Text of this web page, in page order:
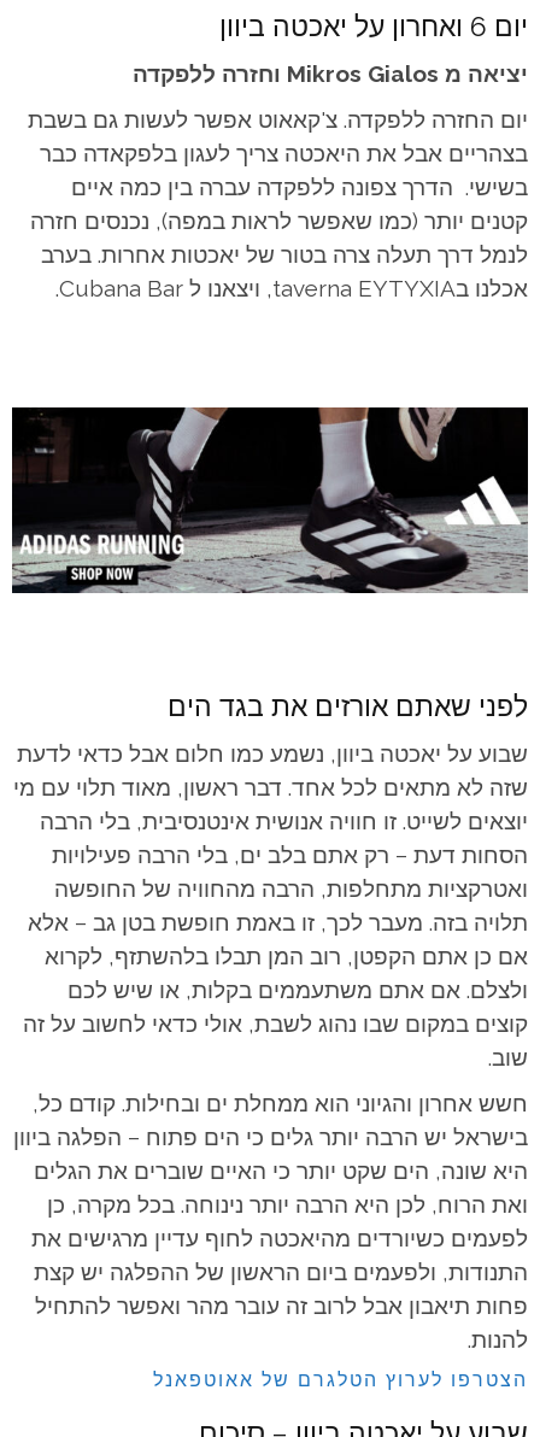
יום 6 ואחרון על יאכטה ביוון
יציאה מ Mikros Gialos וחזרה ללפקדה
יום החזרה ללפקדה. צ'קאאוט אפשר לעשות גם בשבת
בצהריים אבל את היאכטה צריך לעגון בלפקאדה כבר
בשישי. הדרך צפונה ללפקדה עברה בין כמה איים
קטנים יותר (כמו שאפשר לראות במפה), נכנסים חזרה
לנמל דרך תעלה צרה בטור של יאכטות אחרות. בערב
אכלנו בtaverna EYTYXIA, ויצאנו ל Cubana Bar.
לפני שאתם אורזים את בגד הים
שבוע על יאכטה ביוון, נשמע כמו חלום אבל כדאי לדעת
שזה לא מתאים לכל אחד. דבר ראשון, מאוד תלוי עם מי
יוצאים לשייט. זו חוויה אנושית אינטנסיבית, בלי הרבה
הסחות דעת – רק אתם בלב ים, בלי הרבה פעילויות
ואטרקציות מתחלפות, הרבה מהחוויה של החופשה
תלויה בזה. מעבר לכך, זו באמת חופשת בטן גב – אלא
אם כן אתם הקפטן, רוב המן תבלו בלהשתזף, לקרוא
ולצלם. אם אתם משתעממים בקלות, או שיש לכם
קוצים במקום שבו נהוג לשבת, אולי כדאי לחשוב על זה
שוב.
חשש אחרון והגיוני הוא ממחלת ים ובחילות. קודם כל,
בישראל יש הרבה יותר גלים כי הים פתוח – הפלגה ביוון
היא שונה, הים שקט יותר כי האיים שוברים את הגלים
ואת הרוח, לכן היא הרבה יותר נינוחה. בכל מקרה, כן
לפעמים כשיורדים מהיאכטה לחוף עדיין מרגישים את
התנודות, ולפעמים ביום הראשון של ההפלגה יש קצת
פחות תיאבון אבל לרוב זה עובר מהר ואפשר להתחיל
להנות.
הצטרפו לערוץ הטלגרם של אאוטפאנל